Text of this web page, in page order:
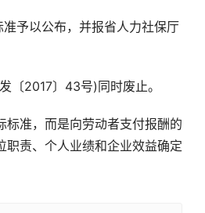
予以公布，并报省人力社保厅
〔2017〕43号)同时废止。
标准，而是向劳动者支付报酬的
职责、个人业绩和企业效益确定